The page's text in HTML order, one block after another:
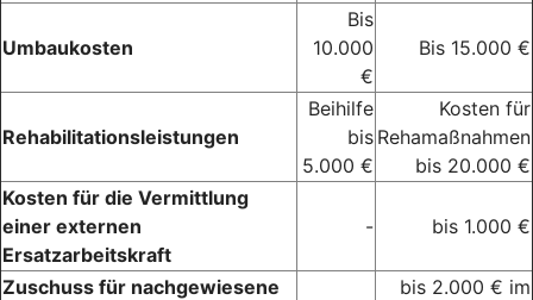
Umbaukosten
Bis
10.000
€
Bis 15.000 €
Rehabilitationsleistungen
Beihilfe
bis
5.000 €
Kosten für
Rehamaßnahmen
bis 20.000 €
Kosten für die Vermittlung
einer externen
Ersatzarbeitskraft
- bis 1.000 €
Zuschuss für nachgewiesene
bis 2.000 € im